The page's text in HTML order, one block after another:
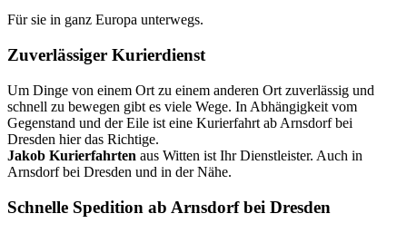
Für sie in ganz Europa unterwegs.
Zuverlässiger Kurierdienst
Um Dinge von einem Ort zu einem anderen Ort zuverlässig und
schnell zu bewegen gibt es viele Wege. In Abhängigkeit vom
Gegenstand und der Eile ist eine Kurierfahrt ab Arnsdorf bei
Dresden hier das Richtige.
Jakob Kurierfahrten aus Witten ist Ihr Dienstleister. Auch in
Arnsdorf bei Dresden und in der Nähe.
Schnelle Spedition ab Arnsdorf bei Dresden